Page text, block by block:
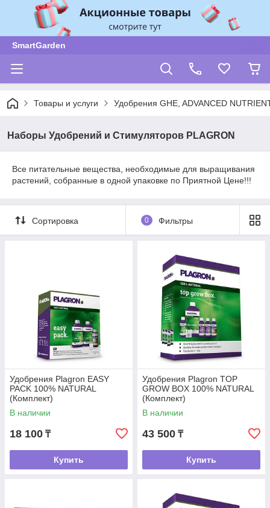
SmartGarden
Товары и услуги Удобрения GHE, ADVANCED
Наборы Удобрений и Стимуляторов PLAGRON
Все питательные вещества, необходимые для выращивания
растений, собранные в одной упаковке по Приятной Цене!!!
Сортировка 0 Фильтры
Удобрения Plagron EASY
PACK 100% NATURAL
(Комплект)
В наличии
18 100 ₸
Купить
Удобрения Plagron TOP
GROW BOX 100% NATURAL
(Комплект)
В наличии
43 500 ₸
Купить